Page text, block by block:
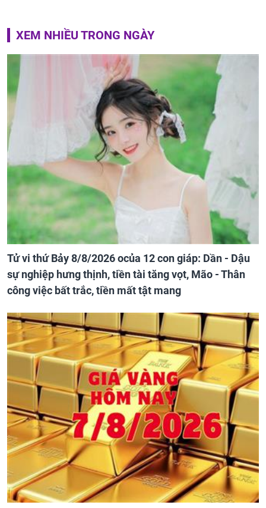
XEM NHIỀU TRONG NGÀY
Tử vi thứ Bảy 8/8/2026 ocủa 12 con giáp: Dần - Dậu
sự nghiệp hưng thịnh, tiền tài tăng vọt, Mão - Thân
công việc bất trắc, tiền mất tật mang